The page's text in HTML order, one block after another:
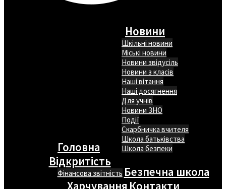
Головна
Новини
Шкільні новини
Міські новини
Новини звідусіль
Новини з класів
Наші вітання
Наші досягнення
Для учнів
Новини ЗНО
Події
Скарбничка вчителя
Школа батьківства
Школа безпеки
Відкритість
Фінансова звітність Безпечна школа
Харчування Контакти